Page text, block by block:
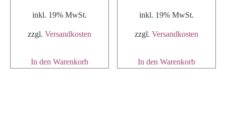
inkl. 19% MwSt.
zzgl. Versandkosten
In den Warenkorb
inkl. 19% MwSt.
zzgl.Versandkosten
In den Warenkorb